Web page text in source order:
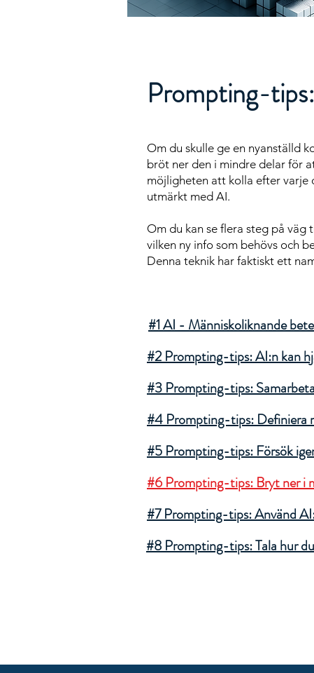
Prompting-
Om du skulle ge en nyanställd
bröt ner den i mindre delar för
möjligheten att kolla efter varje
utmärkt med AI.
Om du kan se flera steg på
vilken ny info som behövs och
Denna teknik har faktiskt ett
#1 AI - Människoliknande
#2 Prompting-tips: AI:n kan
#3 Prompting-tips:
#4 Prompting-tips: Definiera
#5 Prompting-tips: Försök
#6 Prompting-tips: Bryt ner i
#7 Prompting-tips: Använd
#8 Prompting-tips: Tala hur